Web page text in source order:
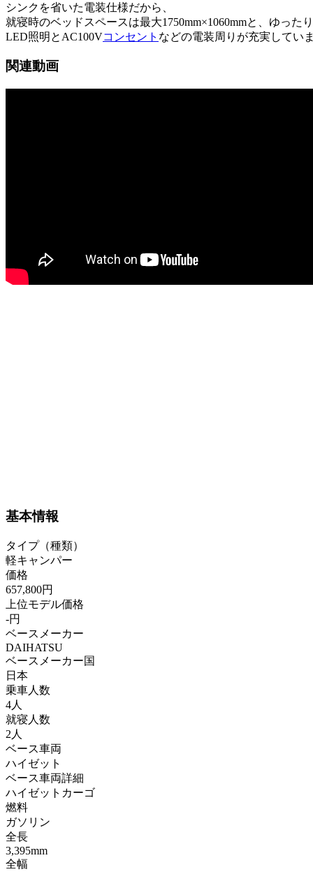
シンクを省いた電装仕様だから、
就寝時のベッドスペースは最大1750mm×1060mmと、ゆったり
LED照明とAC100Vコンセント などの電装周りが充実していま
関連動画
基本情報
タイプ（種類）
軽キャンパー
価格
657,800円
上位モデル価格
-円
ベースメーカー
DAIHATSU
ベースメーカー国
日本
乗車人数
4人
就寝人数
2人
ベース車両
ハイゼット
ベース車両詳細
ハイゼットカーゴ
燃料
ガソリン
全長
3,395mm
全幅